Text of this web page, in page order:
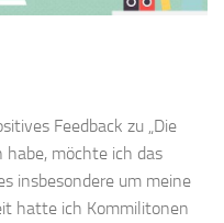
Feedback zu „Die
habe, möchte ich das
insbesondere um meine
hatte ich Kommilitonen